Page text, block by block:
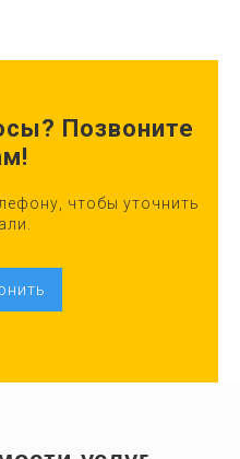
Позвоните
чтобы уточнить